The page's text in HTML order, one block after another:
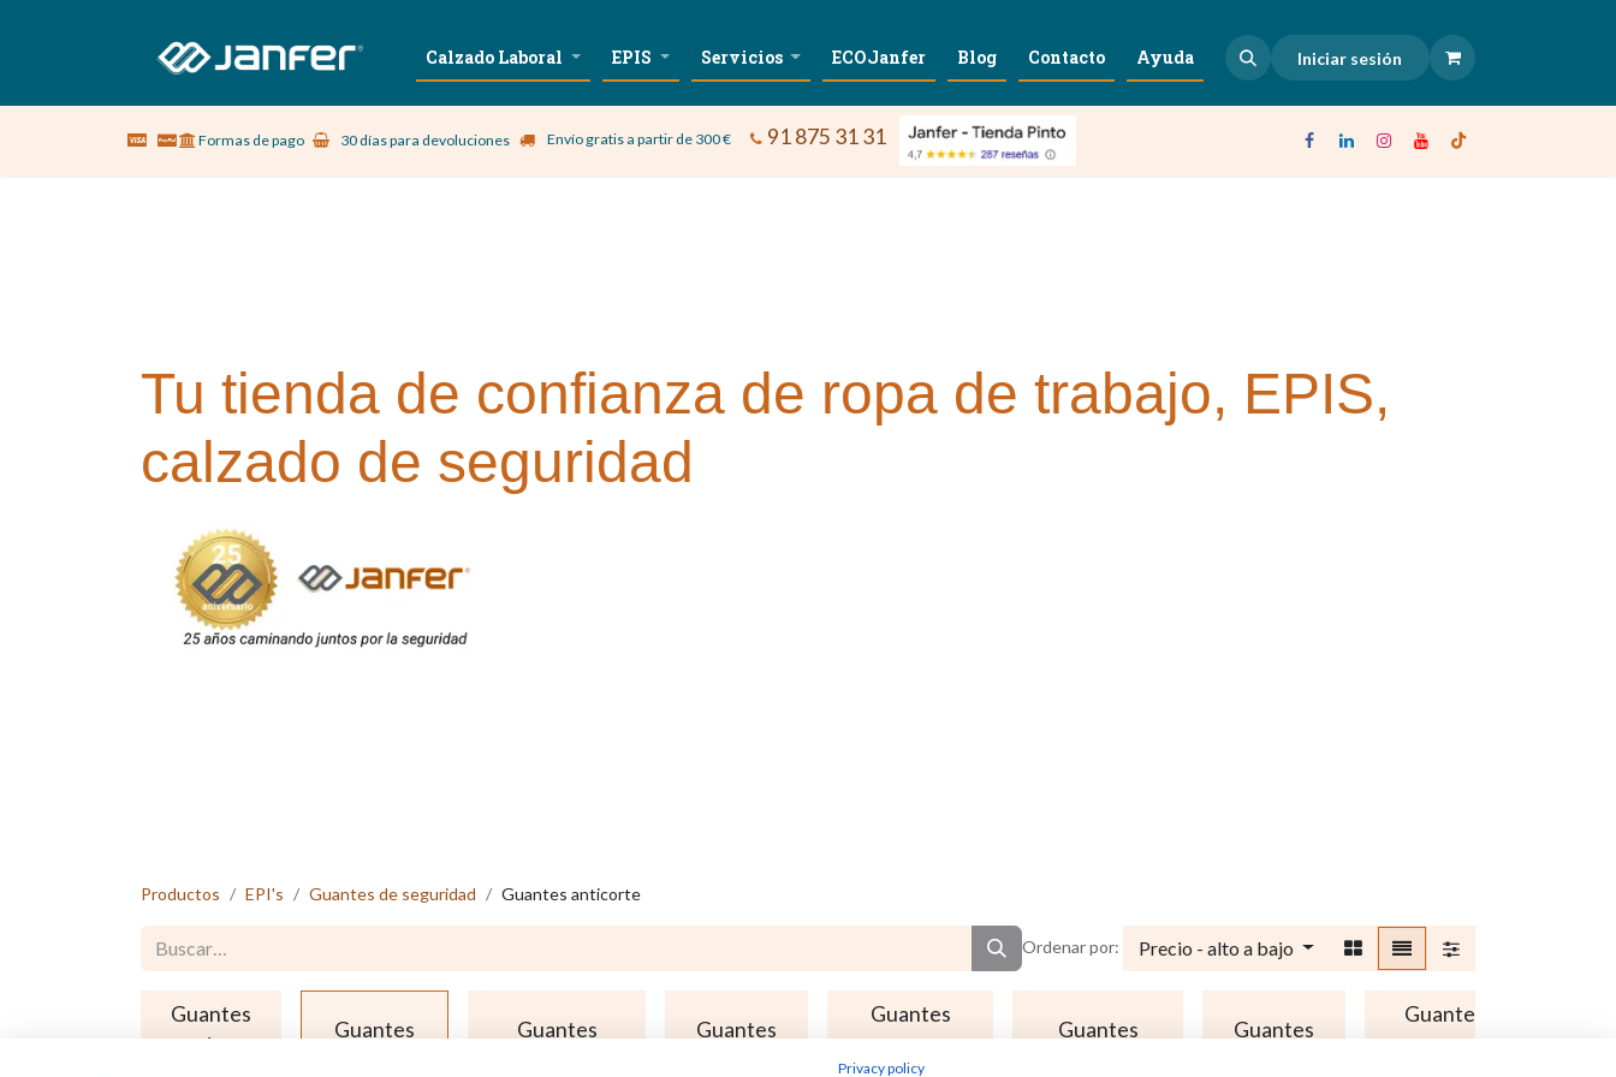
Sobre nosotros Vestuario Laboral Calzado Laboral EPIS Servicios ECOJanfer Blog Contacto Ayuda Iniciar sesión
Formas de pago 30 días para devoluciones Envío gratis a partir de 300 € 91 875 31 31
Tu tienda de confianza de ropa de trabajo, EPIS,
calzado de seguridad
Productos EPI's Guantes de seguridad Guantes anticorte
Ordenar por: Precio - alto a bajo
Guantes
de
Guantes
Guantes
Guantes
Guantes
uso
Guantes
Guantes
Guantes
usos
Privacy policy